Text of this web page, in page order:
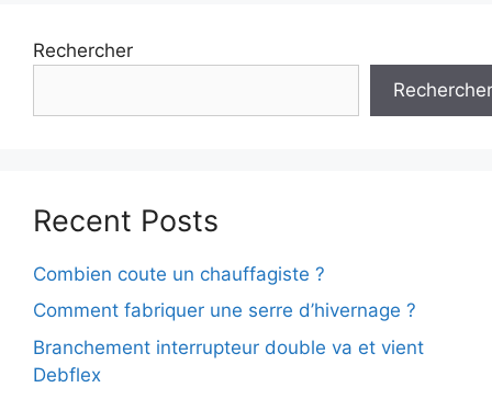
Rechercher
Rechercher
Recent Posts
Combien coute un chauffagiste ?
Comment fabriquer une serre d’hivernage ?
Branchement interrupteur double va et vient
Debflex